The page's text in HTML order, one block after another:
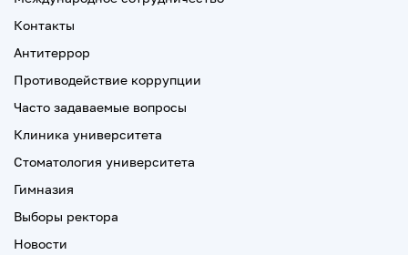
Контакты
Антитеррор
Противодействие коррупции
Часто задаваемые вопросы
Клиника университета
Стоматология университета
Гимназия
Выборы ректора
Новости